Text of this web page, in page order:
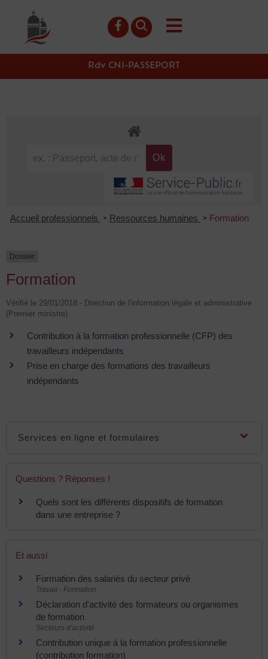
principal
Rdv CNI-PASSEPORT
Accueil professionnels > Ressources humaines > Formation
Dossier
Formation
Vérifié le 29/01/2018 - Direction de l'information légale et administrative
(Premier ministre)
Contribution à la formation professionnelle (CFP) des
travailleurs indépendants
Prise en charge des formations des travailleurs
indépendants
Services en ligne et formulaires
Questions ? Réponses !
Quels sont les différents dispositifs de formation
dans une entreprise ?
Et aussi
Formation des salariés du secteur privé
Travail - Formation
Déclaration d'activité des formateurs ou organismes
de formation
Secteurs d'activité
Contribution unique à la formation professionnelle
(contribution formation)